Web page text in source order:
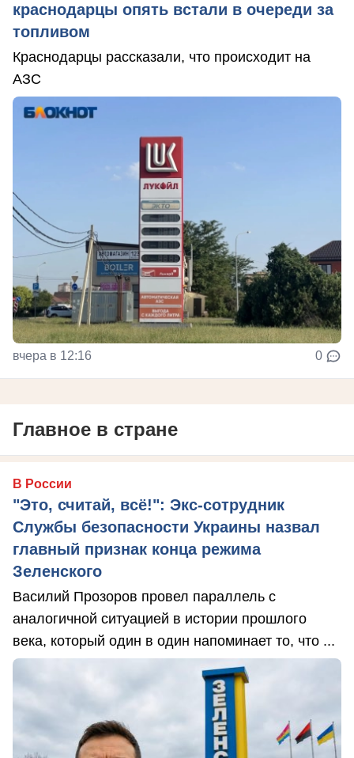
краснодарцы опять встали в очереди за
топливом
Краснодарцы рассказали, что происходит на
АЗС
вчера в 12:16 0
Главное в стране
В России
"Это, считай, всё!": Экс-сотрудник
Службы безопасности Украины назвал
главный признак конца режима
Зеленского
Василий Прозоров провел параллель с
аналогичной ситуацией в истории прошлого
века, который один в один напоминает то, что ...